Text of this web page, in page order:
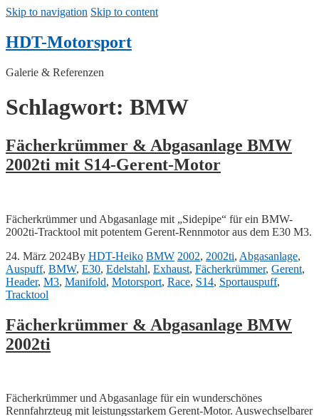
Skip to navigation Skip to content
HDT-Motorsport
Galerie & Referenzen
Schlagwort: BMW
Fächerkrümmer & Abgasanlage BMW
2002ti mit S14-Gerent-Motor
Fächerkrümmer und Abgasanlage mit „Sidepipe“ für ein BMW-
2002ti-Tracktool mit potentem Gerent-Rennmotor aus dem E30 M3.
24. März 2024By HDT-Heiko BMW 2002, 2002ti, Abgasanlage,
Auspuff, BMW, E30, Edelstahl, Exhaust, Fächerkrümmer, Gerent,
Header, M3, Manifold, Motorsport, Race, S14, Sportauspuff,
Tracktool
Fächerkrümmer & Abgasanlage BMW
2002ti
Fächerkrümmer und Abgasanlage für ein wunderschönes
Rennfahrzteug mit leistungsstarkem Gerent-Motor. Auswechselbarer